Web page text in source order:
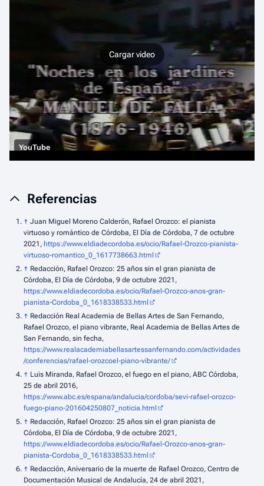
Cargar video
YouTube
Referencias
↑ Juan Miguel Moreno Calderón, Rafael Orozco: el pianista
virtuoso y romántico de Córdoba, El Día de Córdoba, 7 de octubre
2021, https://www.eldiadecordoba.es/ocio/Rafael-Orozco-pianista-
virtuoso-romantico_0_1617738663.html
↑ Redacción, Rafael Orozco: 25 años sin el gran pianista de
Córdoba, El Día de Córdoba, 9 de octubre 2021,
https://www.eldiadecordoba.es/ocio/Rafael-Orozco-anos-gran-
pianista-Cordoba_0_1618338533.html
↑ Redacción Real Academia de Bellas Artes de San Fernando,
Rafael Orozco, el piano vibrante, Real Academia de Bellas Artes de
San Fernando, sin fecha,
https://www.realacademiabellasartessanfernando.com/actividades
/conferencias/rafael-orozcoel-piano-vibrante/
↑ Luis Miranda, Rafael Orozco, el fuego en el piano, ABC Córdoba,
25 de abril 2016,
https://www.abc.es/espana/andalucia/cordoba/sevi-rafael-orozco-
fuego-piano-201604250807_noticia.html
↑ Redacción, Rafael Orozco: 25 años sin el gran pianista de
Córdoba, El Día de Córdoba, 9 de octubre 2021,
https://www.eldiadecordoba.es/ocio/Rafael-Orozco-anos-gran-
pianista-Cordoba_0_1618338533.html
↑ Redacción, Aniversario de la muerte de Rafael Orozco, Centro de
Documentación Musical de Andalucía, 24 de abril 2021,